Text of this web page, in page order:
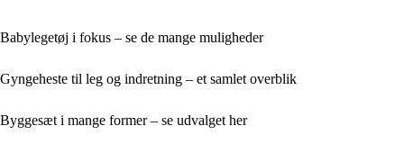
Babylegetøj i fokus – se de mange muligheder
Gyngeheste til leg og indretning – et samlet overblik
Byggesæt i mange former – se udvalget her